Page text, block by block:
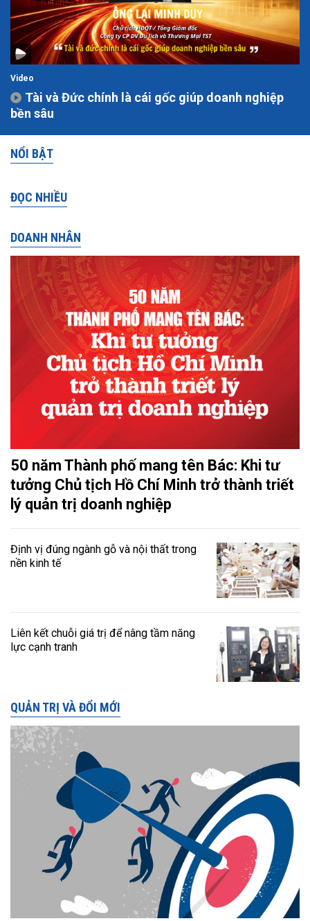
Video
Tài và Đức chính là cái gốc giúp doanh nghiệp
bền sâu
NỔI BẬT
ĐỌC NHIỀU
DOANH NHÂN
50 năm Thành phố mang tên Bác: Khi tư
tưởng Chủ tịch Hồ Chí Minh trở thành triết
lý quản trị doanh nghiệp
Định vị đúng ngành gỗ và nội thất trong
nền kinh tế
Liên kết chuỗi giá trị để nâng tầm năng
lực cạnh tranh
QUẢN TRỊ VÀ ĐỔI MỚI